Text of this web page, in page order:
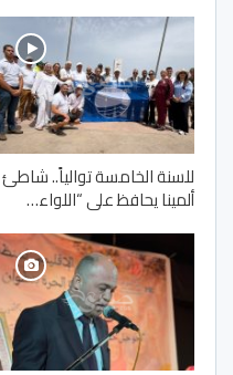
للسنة الخامسة توالياً.. شاطئ
ألمينا يحافظ على “اللواء…